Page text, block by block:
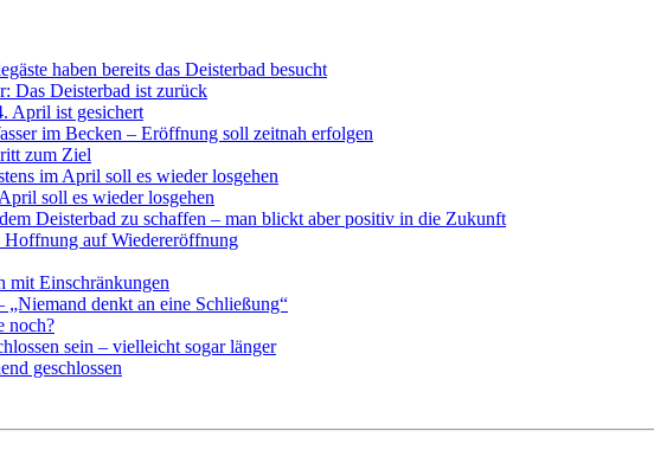
haben bereits das Deisterbad besucht
Das Deisterbad ist zurück
April ist gesichert
im Becken – Eröffnung soll zeitnah erfolgen
zum Ziel
im April soll es wieder losgehen
soll es wieder losgehen
Deisterbad zu schaffen – man blickt aber positiv in die Zukunft
Hoffnung auf Wiedereröffnung
mit Einschränkungen
„Niemand denkt an eine Schließung“
noch?
sein – vielleicht sogar länger
geschlossen